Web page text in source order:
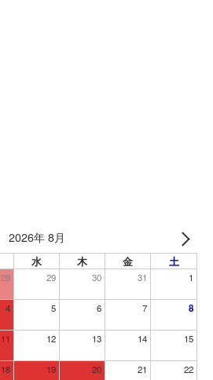
2026年 8月
水 木 金 土
28 29 30 31 1
4 5 6 7 8
11 12 13 14 15
18 19 20 21 22